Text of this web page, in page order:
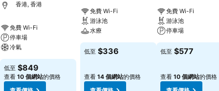
香港, 香港
免費 Wi-Fi
停車場
冷氣
低至 $849
查看 10 個網站的價格
免費 Wi-Fi
游泳池
水療
低至 $336
查看 14 個網站的價格
免費 Wi-Fi
游泳池
停車場
低至 $577
查看 10 個網站的價格